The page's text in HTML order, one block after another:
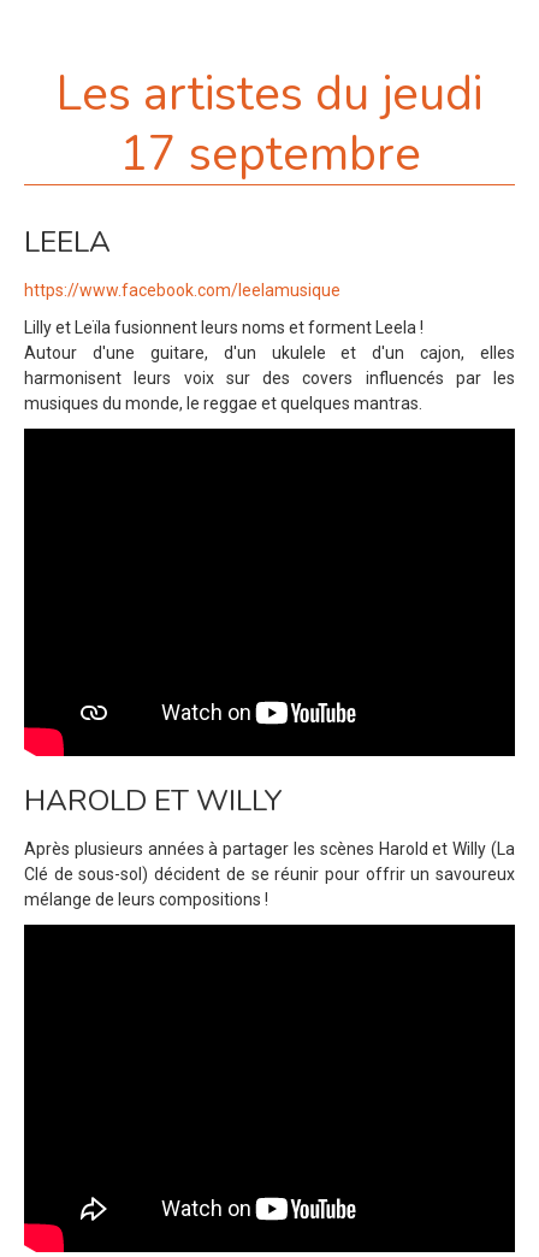
Les artistes du jeudi
17 septembre
LEELA
https://www.facebook.com/leelamusique
Lilly et Leïla fusionnent leurs noms et forment Leela !
Autour d'une guitare, d'un ukulele et d'un cajon, elles
harmonisent leurs voix sur des covers influencés par les
musiques du monde, le reggae et quelques mantras.
HAROLD ET WILLY
Après plusieurs années à partager les scènes Harold et Willy (La
Clé de sous-sol) décident de se réunir pour offrir un savoureux
mélange de leurs compositions !